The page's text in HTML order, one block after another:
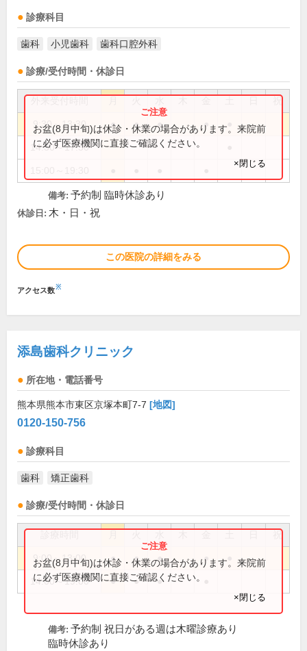
診療科目
歯科 小児歯科 歯科口腔外科
診療/受付時間・休診日
祝
9:30～13:30 ● ● ● ●
14:30～17:30
お盆(8月中旬)は休診・休業の場合があります。来院前
に必ず医療機関に直接ご確認ください。
×閉じる
備考: 予約制 臨時休診あり
休診日: 木・日・祝
この医院の詳細をみる
アクセス数※
添島歯科クリニック
所在地・電話番号
熊本県熊本市東区京塚本町7-7 [地図]
0120-150-756
診療科目
歯科 矯正歯科
診療/受付時間・休診日
祝
9:00～13:00 ● ● ● ●
14:00～19:00 ● ● ●
お盆(8月中旬)は休診・休業の場合があります。来院前
に必ず医療機関に直接ご確認ください。
×閉じる
備考: 予約制 祝日がある週は木曜診療あり
臨時休診あり